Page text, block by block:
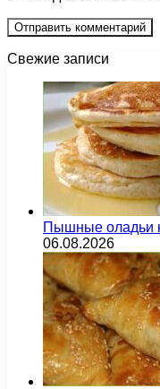
Свежие записи
Пышные оладьи
06.08.2026